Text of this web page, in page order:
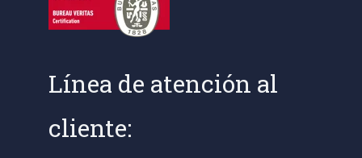
Línea de atención al
cliente: